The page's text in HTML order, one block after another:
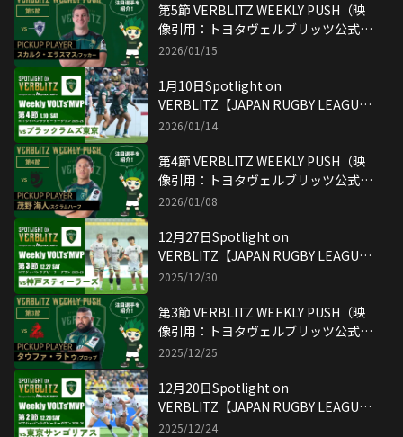
第5節 VERBLITZ WEEKLY PUSH（映
像引用：トヨタヴェルブリッツ公式
YouTubeチャンネル）
2026/01/15
1月10日Spotlight on
VERBLITZ【JAPAN RUGBY LEAGUE
ONE】映像引用：トヨタヴェルブリッ
2026/01/14
第4節 VERBLITZ WEEKLY PUSH（映
像引用：トヨタヴェルブリッツ公式
YouTubeチャンネル）
2026/01/08
12月27日Spotlight on
VERBLITZ【JAPAN RUGBY LEAGUE
ONE】映像引用：トヨタヴェルブリッ
2025/12/30
第3節 VERBLITZ WEEKLY PUSH（映
像引用：トヨタヴェルブリッツ公式
YouTubeチャンネル）
2025/12/25
12月20日Spotlight on
VERBLITZ【JAPAN RUGBY LEAGUE
ONE】映像引用：トヨタヴェルブリッ
2025/12/24